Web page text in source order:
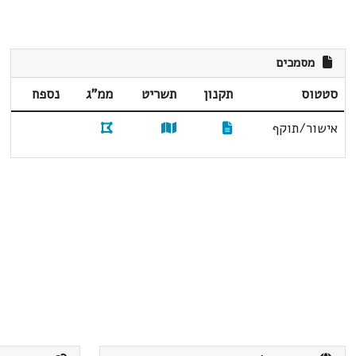
מסמכים
סטטוס תקנון תשריט ממ"ג
נספח
אישור/תוקף